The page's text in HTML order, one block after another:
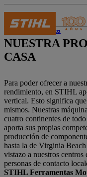
Contacto
NUESTRA
CASA
Para poder ofrecer a
rendimiento, en STIHL
vertical. Esto significa
mismos. Nuestras
cuatro continentes de
aporta sus propias
producción de
hasta la de Virginia
vistazo a nuestros
personas de contacto
STIHL Ferramentas